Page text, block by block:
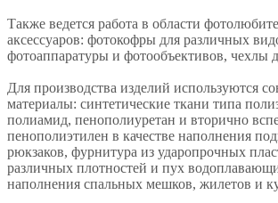
Также ведется работа в области
аксессуаров: фотокофры для различных
фотоаппаратуры и фотообъективов, чехлы
Для производства изделий используются
материалы: синтетические ткани типа
полиамид, пенополиуретан и вторично
пенополиэтилен в качестве наполнения
рюкзаков, фурнитура из ударопрочных
различных плотностей и пух
наполнения спальных мешков, жилетов и